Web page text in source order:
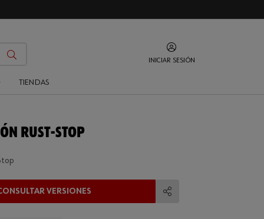
INICIAR SESIÓN
TIENDAS
RUST-STOP
VERSIONES
Compartir